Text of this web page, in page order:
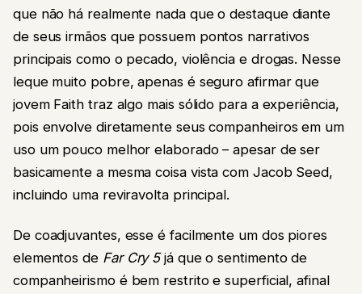
que não há realmente nada que o destaque diante
de seus irmãos que possuem pontos narrativos
principais como o pecado, violência e drogas. Nesse
leque muito pobre, apenas é seguro afirmar que
jovem Faith traz algo mais sólido para a experiência,
pois envolve diretamente seus companheiros em um
uso um pouco melhor elaborado – apesar de ser
basicamente a mesma coisa vista com Jacob Seed,
incluindo uma reviravolta principal.
De coadjuvantes, esse é facilmente um dos piores
elementos de Far Cry 5já que o sentimento de
companheirismo é bem restrito e superficial, afinal